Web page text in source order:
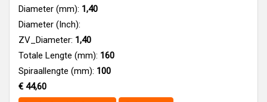
Diameter (mm): 1,40
Diameter (Inch):
ZV_Diameter: 1,40
Totale Lengte (mm): 160
Spiraallengte (mm): 100
€ 44,60